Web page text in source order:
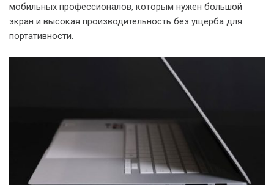
Дизайн и эргономика: ASUS Zenbook
16 Air как эталон премиум-класса
Инновационные материалы
ASUS Zenbook 16 Air устанавливает новые стандарты в
дизайне премиальных ноутбуков. Корпус устройства
выполнен из инновационного материала Ceraluminum –
высокотехнологичного керамического алюминия. Этот
материал не только обеспечивает превосходные
тактильные ощущения, но и обладает повышенной
устойчивостью к царапинам и коррозии.